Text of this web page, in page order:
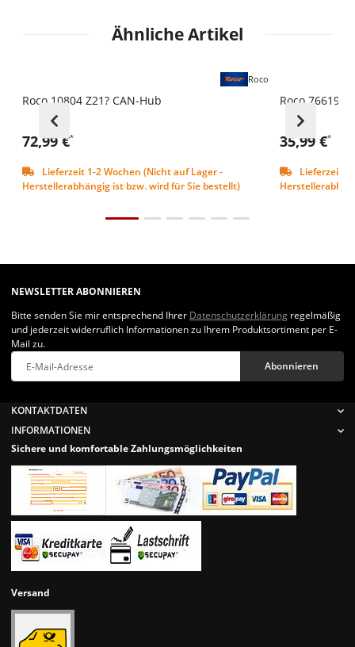
Ähnliche Artikel
Roco 10804 Z21? CAN-Hub
72,99 €*
Lieferzeit 1-2 Wochen (Nicht auf Lager -
Herstellerabhängig ist bzw. wird für Sie bestellt)
Roco
Roco 76619
35,99 €*
Lieferzeit
KONTAKTDATEN
INFORMATIONEN
Sichere und komfortable Zahlungsmöglichkeiten
Versand
NEWSLETTER ABONNIEREN
Bitte senden Sie mir entsprechend Ihrer Datenschutzerklärung regelmäßig
und jederzeit widerruflich Informationen zu Ihrem Produktsortiment per E-
Mail zu.
Abonnieren